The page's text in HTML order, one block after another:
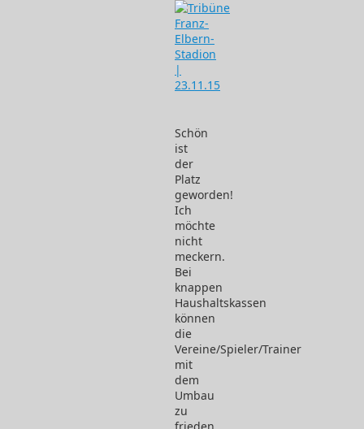
Schön
ist
der
Platz
geworden!
Ich
möchte
nicht
meckern.
Bei
knappen
Haushaltskassen
können
die
Vereine/Spieler/Trainer
mit
dem
Umbau
zu